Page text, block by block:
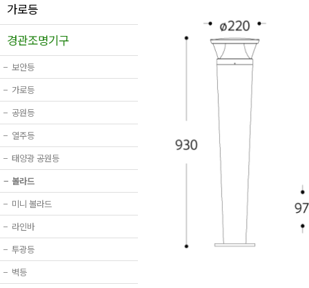
가로등
경관조명기구
− 보안등
− 가로등
− 공원등
− 열주등
− 태양광 공원등
− 볼라드
− 미니 볼라드
− 라인바
− 투광등
− 벽등